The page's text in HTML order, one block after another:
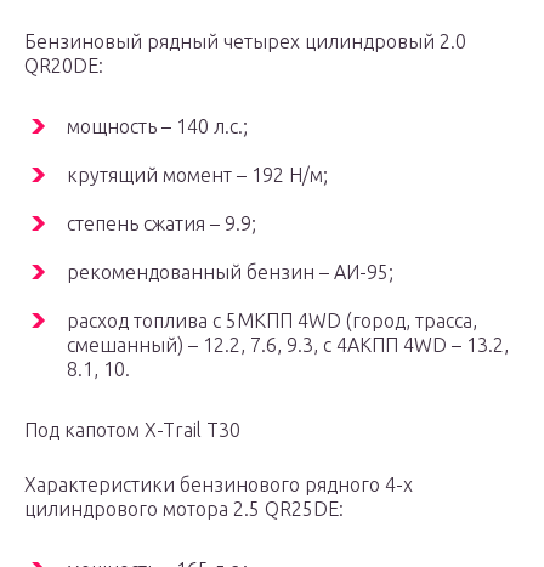
Бензиновый рядный четырех цилиндровый 2.0
QR20DE:
мощность – 140 л.с.;
крутящий момент – 192 Н/м;
степень сжатия – 9.9;
рекомендованный бензин – АИ-95;
расход топлива с 5МКПП 4WD (город, трасса,
смешанный) – 12.2, 7.6, 9.3, с 4АКПП 4WD – 13.2,
8.1, 10.
Под капотом X-Trail T30
Характеристики бензинового рядного 4-х
цилиндрового мотора 2.5 QR25DE: